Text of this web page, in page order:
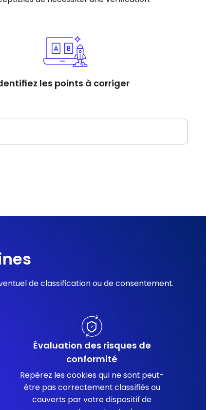
les points à corriger
de classification ou de consentement.
Évaluation des risques de
conformité
Repérez les cookies qui ne sont peut-
être pas correctement classifiés ou
couverts par votre dispositif de